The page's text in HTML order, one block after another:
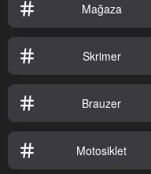
Mağaza
Skrimer
Brauzer
Motosiklet